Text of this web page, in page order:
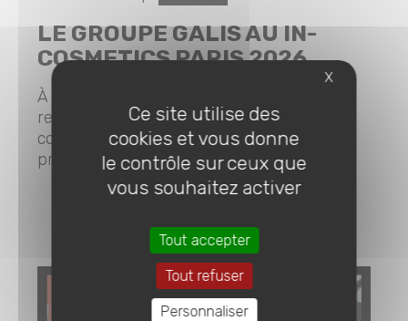
LE GROUPE GALIS AU IN-
COSMETICS PARIS 2026
À l’occasion du salon in-cosmetics Global,
rendez-vous incontournable de l’industrie
cosmétique réunissant chaque année les
principaux acteurs...
X
Ce site utilise des
cookies et vous donne
le contrôle sur ceux que
vous souhaitez activer
Tout accepter
Tout refuser
Personnaliser